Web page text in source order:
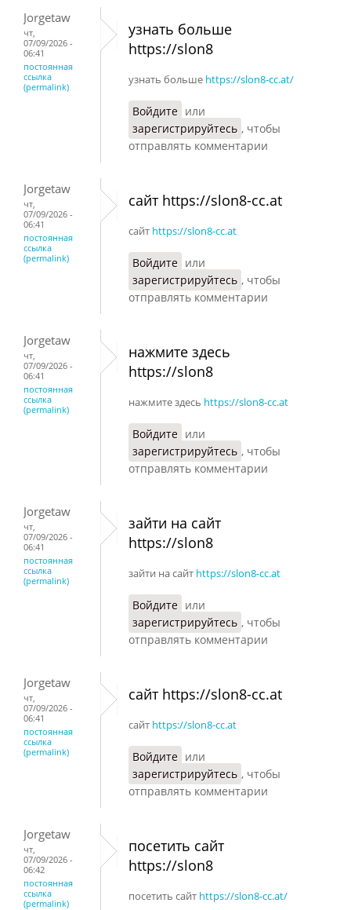
Jorgetaw
чт,
07/09/2026 -
06:41
постоянная
ссылка
(permalink)
узнать больше
https://slon8
узнать больше https://slon8-cc.at/
Войдите или
зарегистрируйтесь , чтобы
отправлять комментарии
Jorgetaw
чт,
07/09/2026 -
06:41
постоянная
ссылка
(permalink)
сайт https://slon8-cc.at
сайт https://slon8-cc.at
Войдите или
зарегистрируйтесь , чтобы
отправлять комментарии
Jorgetaw
чт,
07/09/2026 -
06:41
постоянная
ссылка
(permalink)
нажмите здесь
https://slon8
нажмите здесь https://slon8-cc.at
Войдите или
зарегистрируйтесь , чтобы
отправлять комментарии
Jorgetaw
чт,
07/09/2026 -
06:41
постоянная
ссылка
(permalink)
зайти на сайт
https://slon8
зайти на сайт https://slon8-cc.at
Войдите или
зарегистрируйтесь , чтобы
отправлять комментарии
Jorgetaw
чт,
07/09/2026 -
06:41
постоянная
ссылка
(permalink)
сайт https://slon8-cc.at
сайт https://slon8-cc.at
Войдите или
зарегистрируйтесь , чтобы
отправлять комментарии
Jorgetaw
чт,
07/09/2026 -
06:42
постоянная
ссылка
(permalink)
посетить сайт
https://slon8
посетить сайт https://slon8-cc.at/